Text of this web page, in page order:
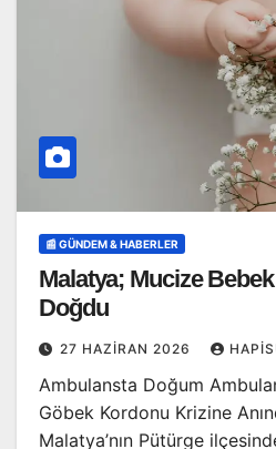
📰 GÜNDEM & HABERLER
Malatya; Mucize
Doğdu
27 HAZIRAN 2026
Ambulansta Doğum
Göbek Kordonu Krizine
Malatya’nın Pütürge